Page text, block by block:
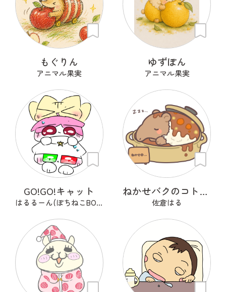
もぐりん
アニマル果実
ゆずぽん
アニマル果実
GO!GO!キャット
はるるーん(ぽちねこBOOKS)
ねかせバクのコトコト
佐倉はる